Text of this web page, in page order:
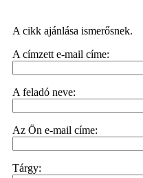
A cikk ajánlása ismerősnek.
A címzett e-mail címe:
A feladó neve:
Az Ön e-mail címe:
Tárgy: